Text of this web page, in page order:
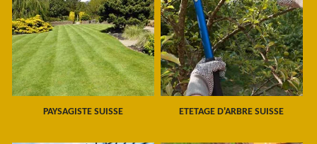
PAYSAGISTE SUISSE ETETAGE D'ARBRE SUISSE